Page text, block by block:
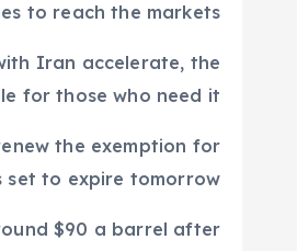
to reach the markets.
Iran accelerate, the
for those who need it.”
the exemption for
to expire tomorrow.”
$90 a barrel after